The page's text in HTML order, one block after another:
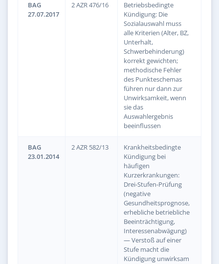
BAG
27.07.2017
2 AZR 476/16
Betriebsbedingte
Kündigung: Die
Sozialauswahl muss
alle Kriterien (Alter, BZ,
Unterhalt,
Schwerbehinderung)
korrekt gewichten;
methodische Fehler
des Punkteschemas
führen nur dann zur
Unwirksamkeit, wenn
sie das
Auswahlergebnis
beeinflussen
BAG
23.01.2014
2 AZR 582/13
Krankheitsbedingte
Kündigung bei
häufigen
Kurzerkrankungen:
Drei-Stufen-Prüfung
(negative
Gesundheitsprognose,
erhebliche betriebliche
Beeinträchtigung,
Interessenabwägung)
— Verstoß auf einer
Stufe macht die
Kündigung unwirksam